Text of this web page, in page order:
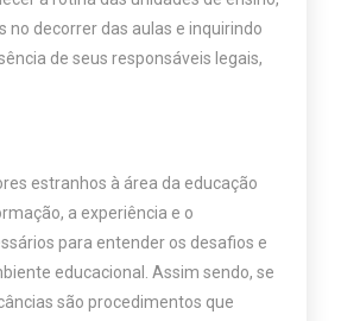
no decorrer das aulas e inquirindo
de seus responsáveis legais,
estranhos à área da educação
a experiência e o
para entender os desafios e
educacional. Assim sendo, se
são procedimentos que